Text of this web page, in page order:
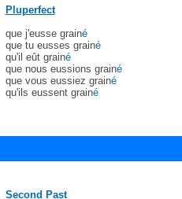
Pluperfect
que j'eusse grainé
que tu eusses grainé
qu'il eût grainé
que nous eussions grainé
que vous eussiez grainé
qu'ils eussent grainé
Second Past